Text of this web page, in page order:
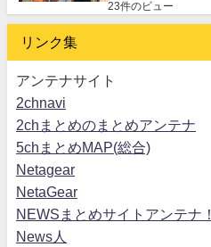
23件のビュー
リンク集
アンテナサイト
2chnavi
2chまとめのまとめアンテナ
5chまとめMAP(総合)
Netagear
NetaGear
NEWSまとめサイトアンテナ！
News人